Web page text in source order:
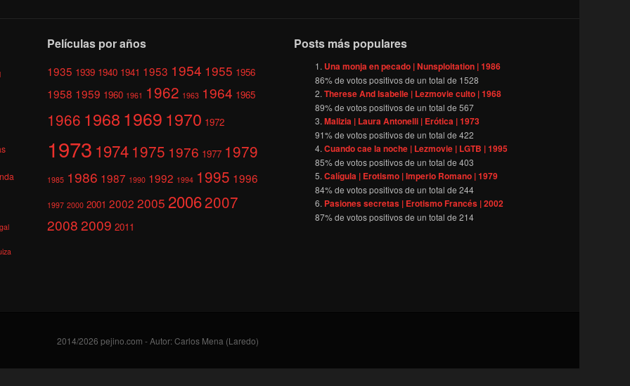
Películas por años
1935 1939 1940 1941 1953 1954 1955 1956
1958 1959 1960 1961 1962 1963 1964 1965
1966 1968 1969 1970 1972
1973 1974 1975 1976 1977 1979
1985 1986 1987 1990 1992 1994 1995 1996
1997 2000 2001 2002 2005 20062007
20082009 2011
Posts más populares
Una monja en pecado | Nunsploitation | 1986
86% de votos positivos de un total de 1528
Therese And Isabelle | Lezmovie culto | 1968
89% de votos positivos de un total de567
Malizia | Laura Antonelli | Erótica | 1973
91% de votos positivos de un total de422
Cuando cae la noche | Lezmovie | LGTB | 1995
85% de votos positivos de un total de403
Calígula | Erotismo | Imperio Romano | 1979
84% de votos positivos de un total de244
Pasiones secretas | Erotismo Francés | 2002
87% de votos positivos de un total de214
2014/2026 pejino.com - Autor: Carlos Mena (Laredo)